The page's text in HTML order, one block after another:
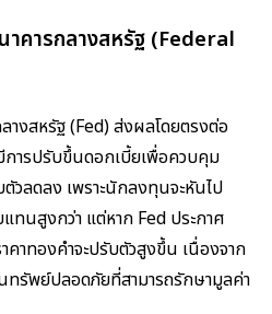
าคารกลางสหรัฐ (Federal
างสหรัฐ (Fed) ส่งผลโดยตรงต่อ
การปรับขึ้นดอกเบี้ยเพื่อควบคุม
วลดลง เพราะนักลงทุนจะหันไป
นสูงกว่า แต่หาก Fed ประกาศ
คาทองคำจะปรับตัวสูงขึ้น เนื่องจาก
รัพย์ปลอดภัยที่สามารถรักษามูลค่า